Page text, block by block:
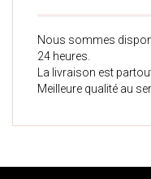
Nous sommes
24 heures.
La livraison est
Meilleure qualité au